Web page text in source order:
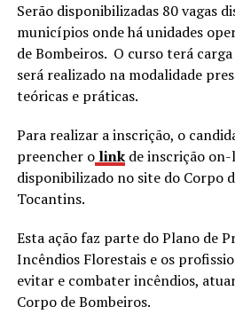
Serão disponibilizadas 80 vagas
municípios onde há unidades
de Bombeiros. O curso terá
será realizado na modalidade
teóricas e práticas.
Para realizar a inscrição, o
preencher o linkde inscrição on-
disponibilizado no site do Corpo
Tocantins.
Esta ação faz parte do Plano de
Incêndios Florestais e os
evitar e combater incêndios,
Corpo de Bombeiros.